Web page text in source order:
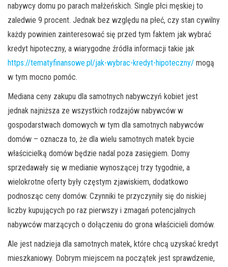
nabywcy domu po parach małżeńskich. Single płci męskiej to
zaledwie 9 procent. Jednak bez względu na płeć, czy stan cywilny
każdy powinien zainteresować się przed tym faktem jak wybrać
kredyt hipoteczny, a wiarygodne źródła informacji takie jak
https://tematyfinansowe.pl/jak-wybrac-kredyt-hipoteczny/ mogą
w tym mocno pomóc.
Mediana ceny zakupu dla samotnych nabywczyń kobiet jest
jednak najniższa ze wszystkich rodzajów nabywców w
gospodarstwach domowych w tym dla samotnych nabywców
domów – oznacza to, że dla wielu samotnych matek bycie
właścicielką domów będzie nadal poza zasięgiem. Domy
sprzedawały się w medianie wynoszącej trzy tygodnie, a
wielokrotne oferty były częstym zjawiskiem, dodatkowo
podnosząc ceny domów. Czynniki te przyczyniły się do niskiej
liczby kupujących po raz pierwszy i zmagań potencjalnych
nabywców marzących o dołączeniu do grona właścicieli domów.
Ale jest nadzieja dla samotnych matek, które chcą uzyskać kredyt
mieszkaniowy. Dobrym miejscem na początek jest sprawdzenie,